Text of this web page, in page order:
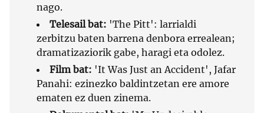
nago.
Telesail bat: 'The Pitt': larrialdi
zerbitzu baten barrena denbora errealean;
dramatizaziorik gabe, haragi eta odolez.
Film bat: 'It Was Just an Accident', Jafar
Panahi: ezinezko baldintzetan ere amore
ematen ez duen zinema.